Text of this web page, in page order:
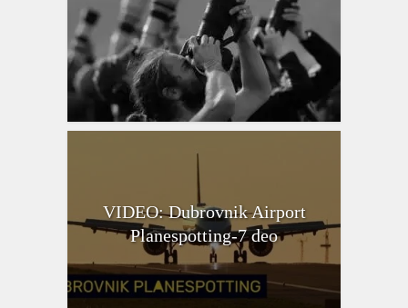
VIDEO: Dubrovnik Airport
Planespotting-7 deo